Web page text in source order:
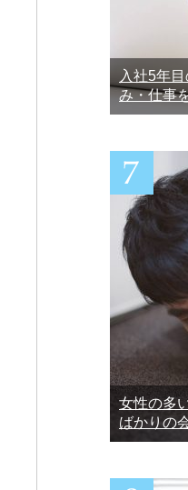
入社5年
み・仕事
女性の多
ばかりの